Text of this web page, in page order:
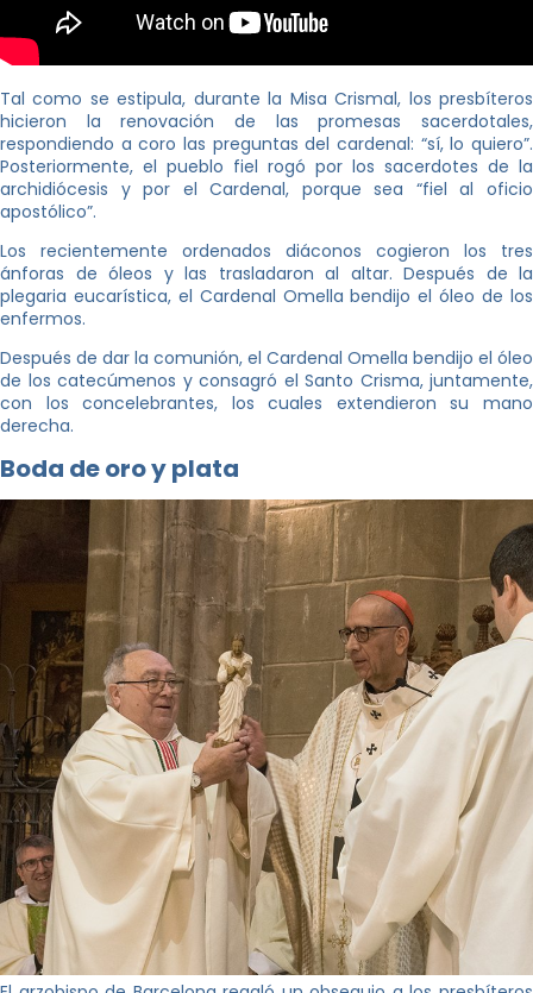
Tal como se estipula, durante la Misa Crismal, los presbíteros
hicieron la renovación de las promesas sacerdotales,
respondiendo a coro las preguntas del cardenal: “sí, lo quiero”.
Posteriormente, el pueblo fiel rogó por los sacerdotes de la
archidiócesis y por el Cardenal, porque sea “fiel al oficio
apostólico”.
Los recientemente ordenados diáconos cogieron los tres
ánforas de óleos y las trasladaron al altar. Después de la
plegaria eucarística, el Cardenal Omella bendijo el óleo de los
enfermos.
Después de dar la comunión, el Cardenal Omella bendijo el óleo
de los catecúmenos y consagró el Santo Crisma, juntamente,
con los concelebrantes, los cuales extendieron su mano
derecha.
Boda de oro y plata